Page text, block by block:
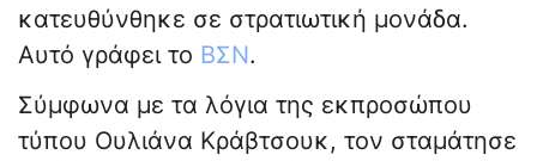
κατευθύνθηκε σε στρατιωτική μονάδα.
Αυτό γράφει το ΒΣΝ.
Σύμφωνα με τα λόγια της εκπροσώπου
τύπου Ουλιάνα Κράβτσουκ, τον σταμάτησε